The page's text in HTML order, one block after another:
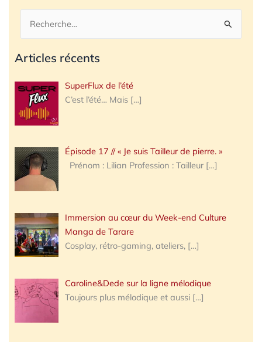
Rechercher :
Articles récents
SuperFlux de l’été
C’est l’été… Mais […]
Épisode 17 // « Je suis Tailleur de pierre. »
Prénom : Lilian Profession : Tailleur […]
Immersion au cœur du Week-end Culture
Manga de Tarare
Cosplay, rétro-gaming, ateliers, […]
Caroline&Dede sur la ligne mélodique
Toujours plus mélodique et aussi […]